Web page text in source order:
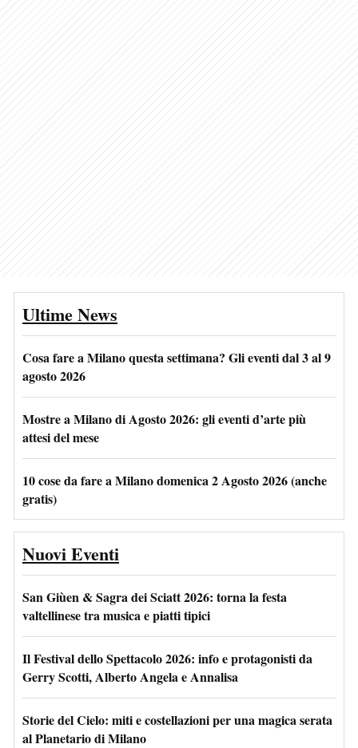
Ultime News
Cosa fare a Milano questa settimana? Gli eventi dal 3 al 9
agosto 2026
Mostre a Milano di Agosto 2026: gli eventi d’arte più
attesi del mese
10 cose da fare a Milano domenica 2 Agosto 2026 (anche
gratis)
Nuovi Eventi
San Giùen & Sagra dei Sciatt 2026: torna la festa
valtellinese tra musica e piatti tipici
Il Festival dello Spettacolo 2026: info e protagonisti da
Gerry Scotti, Alberto Angela e Annalisa
Storie del Cielo: miti e costellazioni per una magica serata
al Planetario di Milano